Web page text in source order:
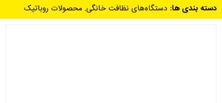
دسته بندی ها: دستگاه‌های نظافت خانگی, محصولات روباتیک